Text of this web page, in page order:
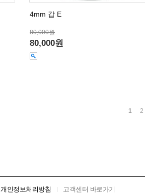
4mm 갑 E
80,000원
80,000원
1 2
개인정보처리방침 고객센터 바로가기